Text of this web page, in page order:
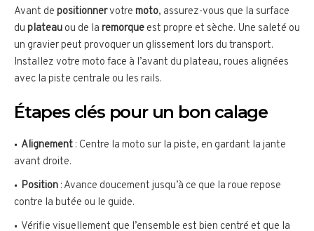
Avant de positionnervotre moto, assurez-vous que la surface
du plateau ou de la remorque est propre et sèche. Une saleté ou
un gravier peut provoquer un glissement lors du transport.
Installez votre moto face à l’avant du plateau, roues alignées
avec la piste centrale ou les rails.
Étapes clés pour un bon calage
Alignement : Centre la moto sur la piste, en gardant la jante
avant droite.
Position : Avance doucement jusqu’à ce que la roue repose
contre la butée ou le guide.
Vérifie visuellement que l’ensemble est bien centré et que la